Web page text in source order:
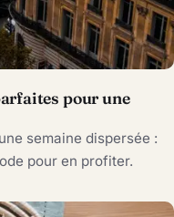
pour une
semaine dispersée :
pour en profiter.